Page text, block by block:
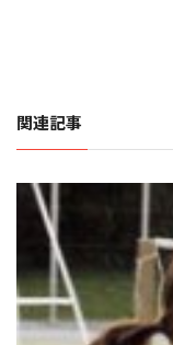
関連記事